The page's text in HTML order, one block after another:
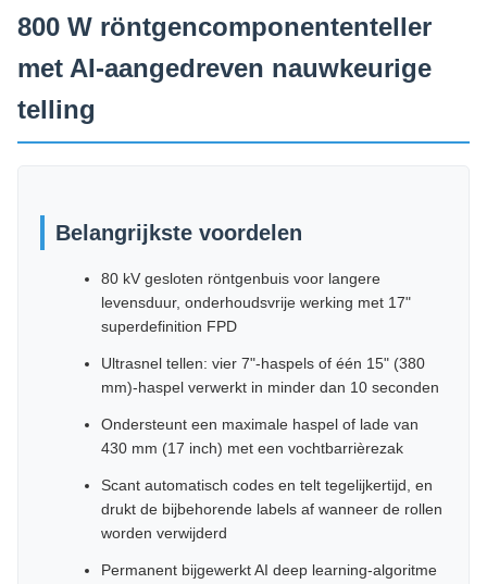
800 W röntgencomponententeller
met AI-aangedreven nauwkeurige
telling
Belangrijkste voordelen
80 kV gesloten röntgenbuis voor langere
levensduur, onderhoudsvrije werking met 17"
superdefinition FPD
Ultrasnel tellen: vier 7"-haspels of één 15" (380
mm)-haspel verwerkt in minder dan 10 seconden
Ondersteunt een maximale haspel of lade van
430 mm (17 inch) met een vochtbarrièrezak
Scant automatisch codes en telt tegelijkertijd, en
drukt de bijbehorende labels af wanneer de rollen
worden verwijderd
Permanent bijgewerkt AI deep learning-algoritme